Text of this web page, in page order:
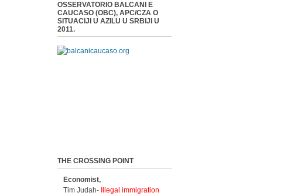
OSSERVATORIO BALCANI E
CAUCASO (OBC), APC/CZA O
SITUACIJI U AZILU U SRBIJI U
2011.
THE CROSSING POINT
Economist,
Tim Judah-
Illegal immigration